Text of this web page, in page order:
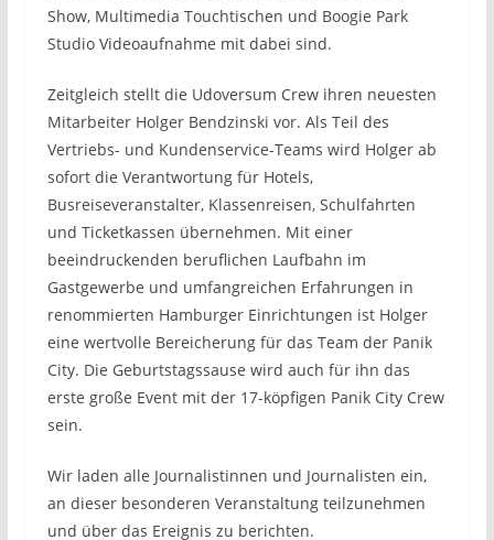
Show, Multimedia Touchtischen und Boogie Park
Studio Videoaufnahme mit dabei sind.
Zeitgleich stellt die Udoversum Crew ihren neuesten
Mitarbeiter Holger Bendzinski vor. Als Teil des
Vertriebs- und Kundenservice-Teams wird Holger ab
sofort die Verantwortung für Hotels,
Busreiseveranstalter, Klassenreisen, Schulfahrten
und Ticketkassen übernehmen. Mit einer
beeindruckenden beruflichen Laufbahn im
Gastgewerbe und umfangreichen Erfahrungen in
renommierten Hamburger Einrichtungen ist Holger
eine wertvolle Bereicherung für das Team der Panik
City. Die Geburtstagssause wird auch für ihn das
erste große Event mit der 17-köpfigen Panik City Crew
sein.
Wir laden alle Journalistinnen und Journalisten ein,
an dieser besonderen Veranstaltung teilzunehmen
und über das Ereignis zu berichten.